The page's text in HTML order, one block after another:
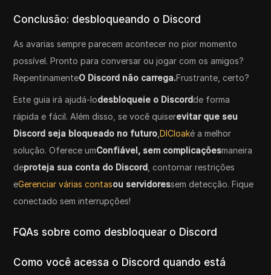
Conclusão: desbloqueando o Discord
As avarias sempre parecem acontecer no pior momento
possível. Pronto para conversar ou jogar com os amigos?
RepentinamenteO Discord não carrega.Frustrante, certo?
Este guia irá ajudá-lodesbloqueie o Discordde forma
rápida e fácil. Além disso, se você quiserevitar que seu
Discord seja bloqueado no futuro ,DICloaké a melhor
solução. Oferece umConfiável, sem complicaçõesmaneira
deproteja sua conta do Discord , contornar restrições
eGerenciar várias contasou servidoressem detecção. Fique
conectado sem interrupções!
FQAs sobre como desbloquear o Discord
Como você acessa o Discord quando está